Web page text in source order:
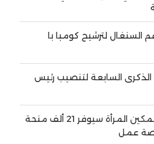
السنغال لترشيح كومبا با
الذكرى السابعة لتنصيب رئيس
بنت الداه: مشروع تمكين المرأة سيوفر 21 ألف منحة